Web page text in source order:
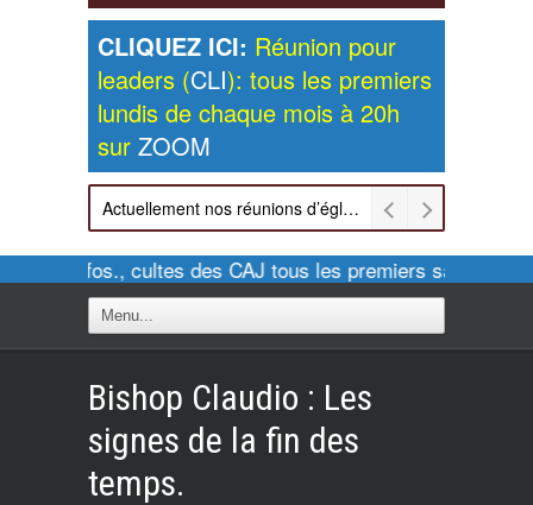
CLIQUEZ ICI: Réunion pour
leaders (CLI): tous les premiers
lundis de chaque mois à 20h
sur ZOOM
Actuellement nos réunions d’église sont retransmises sur ZOOM les dimanches à 11h et vendredis à 20h00
Pour infos., cultes des CAJ tous les premiers samedis
Bishop Claudio : Les
signes de la fin des
temps.